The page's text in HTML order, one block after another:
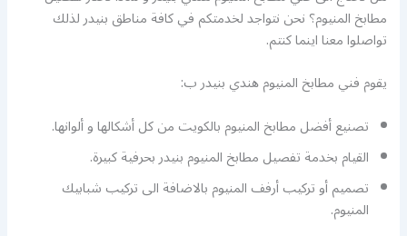
مطابخ المنيوم؟ نحن نتواجد لخدمتكم في كافة مناطق بنيدر لذلك
تواصلوا معنا اينما كنتم.
يقوم فني مطابخ المنيوم هندي بنيدر ب:
تصنيع أفضل مطابخ المنيوم بالكويت من كل أشكالها و ألوانها.
القيام بخدمة تفصيل مطابخ المنيوم بنيدر بحرفية كبيرة.
تصميم أو تركيب أرفف المنيوم بالاضافة الى تركيب شبابيك
المنيوم.